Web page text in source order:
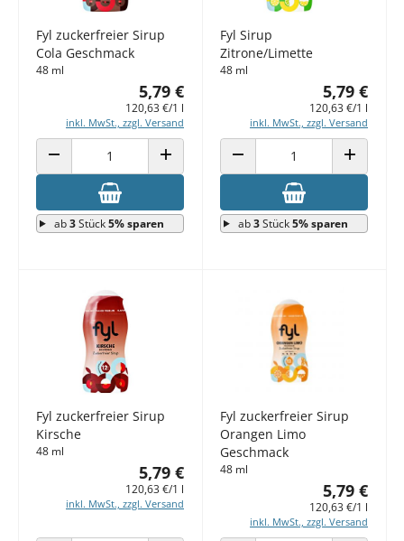
Fyl zuckerfreier Sirup
Cola Geschmack
48 ml
5,79 €
120,63 €/1 l
inkl. MwSt., zzgl. Versand
ANZAHL VERRINGERN ANZAHL ERHÖHEN
ab3Stück5% sparen
Fyl Sirup
Zitrone/Limette
48 ml
5,79 €
120,63 €/1 l
inkl. MwSt., zzgl. Versand
ANZAHL VERRINGERN ANZAHL
ab3Stück5% sparen
Fyl zuckerfreier Sirup
Kirsche
48 ml
5,79 €
120,63 €/1 l
inkl. MwSt., zzgl. Versand
Fyl zuckerfreier Sirup
Orangen Limo
Geschmack
48 ml
5,79 €
120,63 €/1 l
inkl. MwSt., zzgl. Versand